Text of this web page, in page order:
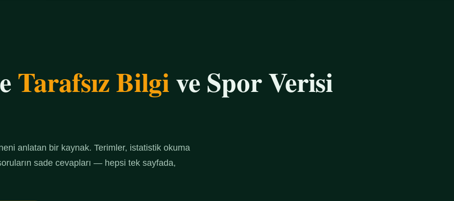
Tarafsız Bilgive Spor Verisi
anlatan bir kaynak. Terimler, istatistik okuma
sade cevapları — hepsi tek sayfada,